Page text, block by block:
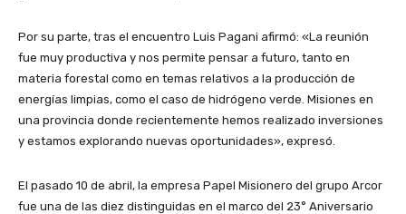
Por su parte, tras el encuentro Luis Pagani afirmó: «La reunión
fue muy productiva y nos permite pensar a futuro, tanto en
materia forestal como en temas relativos a la producción de
energías limpias, como el caso de hidrógeno verde. Misiones en
una provincia donde recientemente hemos realizado inversiones
y estamos explorando nuevas oportunidades», expresó.
El pasado 10 de abril, la empresa Papel Misionero del grupo Arcor
fue una de las diez distinguidas en el marco del 23° Aniversario